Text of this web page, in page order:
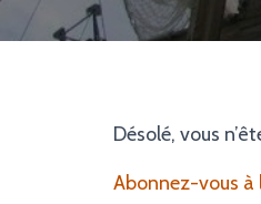
Désolé, vous
Abonnez-vous